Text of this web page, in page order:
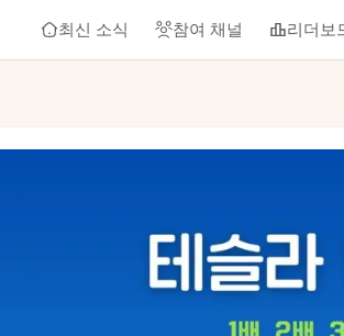
최신 소식 참여 채널 리더보